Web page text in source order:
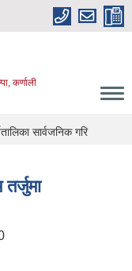
कर्णाली
सार्वजनिक गरि